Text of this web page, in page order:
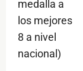
medalla a
los mejores
8 a nivel
nacional)